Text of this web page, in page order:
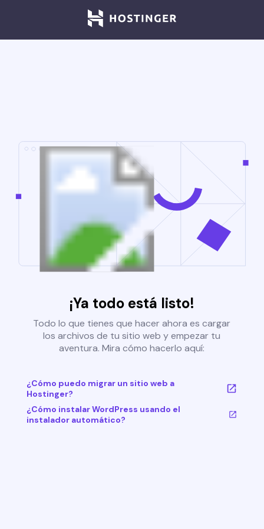
¡Ya todo está listo!
Todo lo que tienes que hacer ahora es cargar
los archivos de tu sitio web y empezar tu
aventura. Mira cómo hacerlo aquí:
¿Cómo puedo migrar un sitio web a
Hostinger?
¿Cómo instalar WordPress usando el
instalador automático?